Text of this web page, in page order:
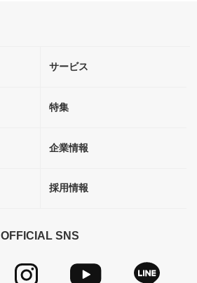
サービス
特集
企業情報
採用情報
OFFICIAL SNS